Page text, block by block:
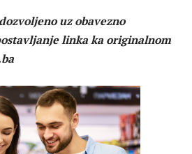
uz obavezno
linka ka originalnom